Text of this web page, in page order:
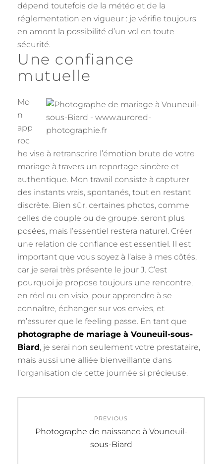
dépend toutefois de la météo et de la
réglementation en vigueur : je vérifie toujours
en amont la possibilité d’un vol en toute
sécurité.
Une confiance
mutuelle
Mo
n
app
roc
he vise à retranscrire l’émotion brute de votre
mariage à travers un reportage sincère et
authentique. Mon travail consiste à capturer
des instants vrais, spontanés, tout en restant
discrète. Bien sûr, certaines photos, comme
celles de couple ou de groupe, seront plus
posées, mais l’essentiel restera naturel. Créer
une relation de confiance est essentiel. Il est
important que vous soyez à l’aise à mes côtés,
car je serai très présente le jour J. C’est
pourquoi je propose toujours une rencontre,
en réel ou en visio, pour apprendre à se
connaître, échanger sur vos envies, et
m’assurer que le feeling passe. En tant que
photographe de mariage à Vouneuil-sous-
Biard, je serai non seulement votre prestataire,
mais aussi une alliée bienveillante dans
l’organisation de cette journée si précieuse.
PREVIOUS
Previous
Photographe de naissance à Vouneuil-
sous-Biard